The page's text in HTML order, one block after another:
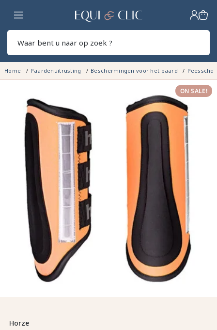
Home
Home Paardenuitrusting Beschermingen voor het paard
ON SALE!
Horze